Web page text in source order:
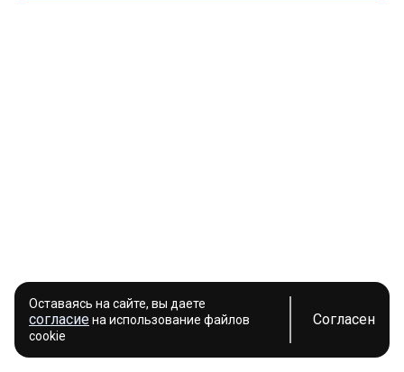
Оставаясь на сайте, вы даете
согласиена использование файлов
cookie
Согласен